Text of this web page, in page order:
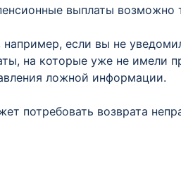
выплаты возможно
например, если вы не
на которые уже не имели
ложной информации.​
потребовать возврата